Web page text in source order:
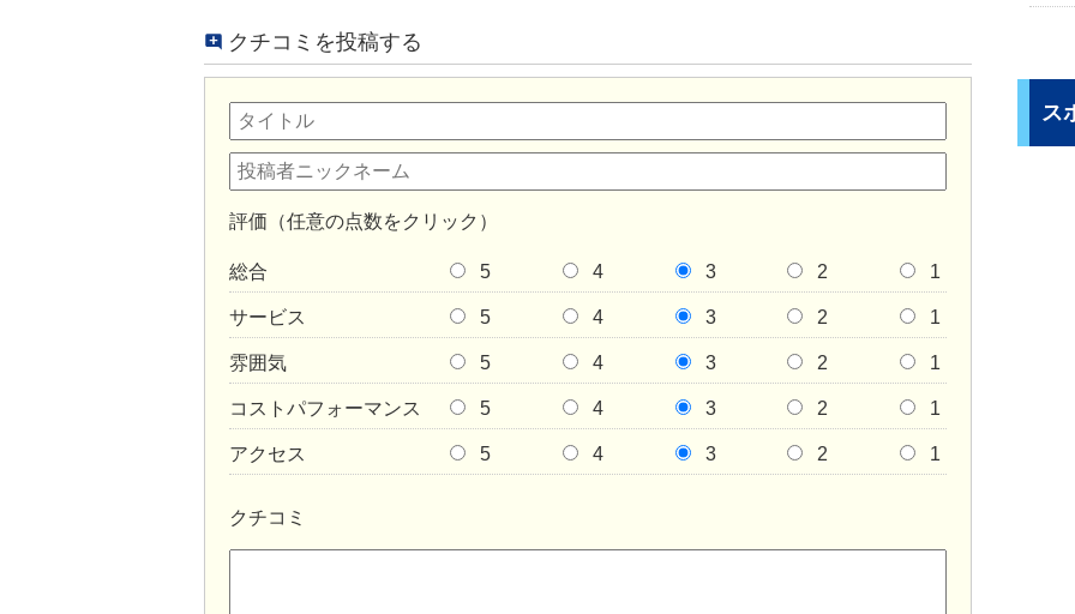
クチコミを投稿する
評価（任意の点数をクリック）
総合 5 4 3 2 1
サービス 5 4 3 2 1
雰囲気 5 4 3 2 1
コストパフォーマンス 5 4 3 2 1
アクセス 5 4 3 2 1
クチコミ
ス